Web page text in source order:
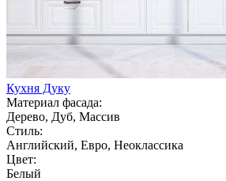
Кухня Дуку
Материал фасада:
Дерево, Дуб, Массив
Стиль:
Английский, Евро, Неоклассика
Цвет:
Белый